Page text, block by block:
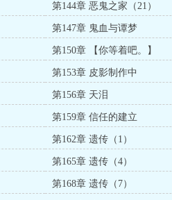
第144章 恶鬼之家（21）
第147章 鬼血与谭梦
第150章 【你等着吧。】
第153章 皮影制作中
第156章 天泪
第159章 信任的建立
第162章 遗传（1）
第165章 遗传（4）
第168章 遗传（7）